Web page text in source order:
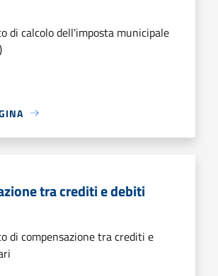
di calcolo dell'imposta municipale
tra crediti e debiti
di compensazione tra crediti e